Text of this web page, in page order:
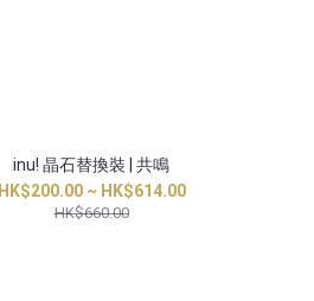
inu! 晶石替換裝 | 共鳴
HK$200.00 ~ HK$614.00
HK$660.00